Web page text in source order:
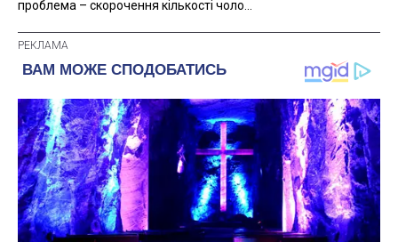
проблема – скорочення кількості чоло...